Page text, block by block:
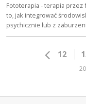
Fototerapia - terapia
to, jak integrować
psychicznie lub z
12